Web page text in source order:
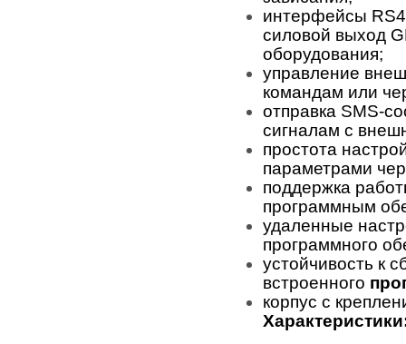
интерфейсы
силовой выход
оборудования;
управление
командам или
отправка SMS-
сигналам с
простота
параметрами
поддержка
программным
удаленные
программного
устойчивость к
встроенного
корпус с